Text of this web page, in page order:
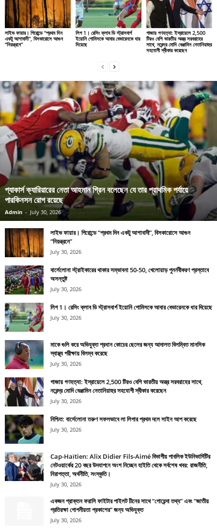
লাইভ ফায়ার। গিরোন্ডে “প্রথম দিন
একটু আশাবাদী”, বিসকারোসে আগুন
“নিয়ন্ত্রনে”
লিগ 1। রেসিং ক্লাব ডি স্ট্রাসবার্গ
ইয়োনি গোমিসকে আবার বেভারেনকে ধার
দিয়েছে
গাজায় গণহত্যা: ইস্রায়েলে 2,500
টিরও বেশি ভারতীয় অস্ত্র সরবরাহের
সাথে, নরেন্দ্র মোদি বেঞ্জামিন নেতানিয়াহুর
সহযোগী স্বীকার করেছেন
প্যাকার্স ক্যারিয়ারের নেতা আহমান গ্রিন বলেছেন যে তার প্রাথমিক পর্যায়ে
পারকিনসন রোগ রয়েছে
Admin - July 30, 2026
লাইভ ফায়ার। গিরোন্ডে “প্রথম দিন একটু আশাবাদী”, বিসকারোসে আগুন
“নিয়ন্ত্রনে”
July 30, 2026
বার্সেলোনা স্ট্রাইকারের থাকার সম্ভাবনা 50-50, খেলোয়াড় পুনর্নবীকরণ প্রস্তাবে
অসন্তুষ্ট
July 30, 2026
লিগ 1। রেসিং ক্লাব ডি স্ট্রাসবার্গ ইয়োনি গোমিসকে আবার বেভারেনকে ধার দিয়েছে
July 30, 2026
মাকে গুলি করে অভিযুক্ত প্রধান কোচের ছেলের জন্য আদালত বিলম্বিত মানসিক
স্বাস্থ্য পরীক্ষায় বিলম্ব করেছে
July 30, 2026
গাজায় গণহত্যা: ইস্রায়েলে 2,500 টিরও বেশি ভারতীয় অস্ত্র সরবরাহের সাথে,
নরেন্দ্র মোদি বেঞ্জামিন নেতানিয়াহুর সহযোগী স্বীকার করেছেন
July 30, 2026
নিশ্চিত: বার্সেলোনা তরুণ সফলভাবে লা লিগার প্রথম দলে সাইন আপ করেছে
July 30, 2026
Cap-Haïtien: Alix Didier Fils-Aimé বিভাগীয় পাবলিক ইউনিভার্সিটির
নেটওয়ার্কের 20 বছর উদযাপনে অংশ নিচ্ছেন হাইতি থেকে সর্বশেষ খবর: রাজনীতি,
নিরাপত্তা, অর্থনীতি, সংস্কৃতি।
July 30, 2026
একজন প্রাক্তন ফরাসি ফাইটার পাইলট চীনের সাথে “গোয়েন্দা তথ্য” এবং “জাতীয়
প্রতিরক্ষা গোপনীয়তা প্রকাশের” জন্য অভিযুক্ত
July 30, 2026